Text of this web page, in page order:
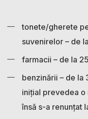
tonete/gherete
suvenirelor – de
farmacii – de la
benzinării – de
inițial prevedea o
însă s-a renunțat